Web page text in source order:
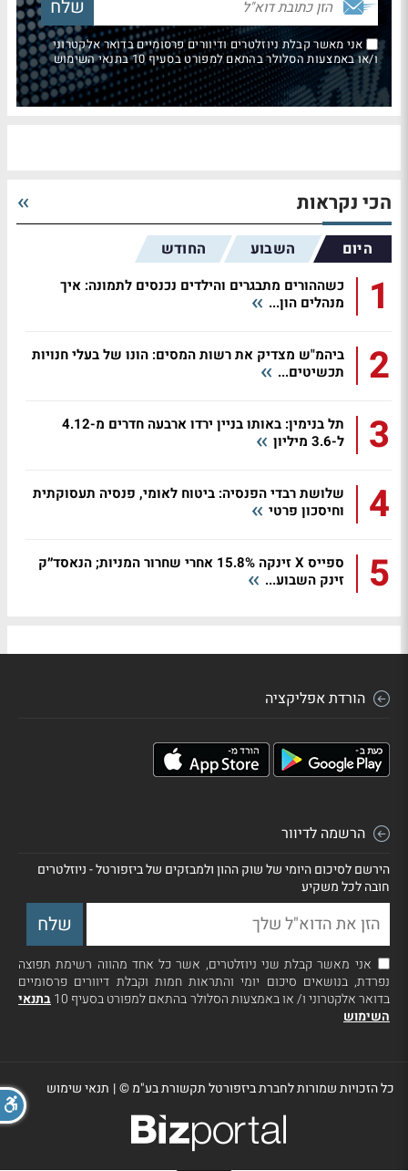
אני מאשר קבלת ניוזלטרים ודיוורים פרסומיים בדואר אלקטרוני
ו/או באמצעות הסלולר בהתאם למפורט בסעיף 10 בתנאי השימוש
הכי נקראות
היום השבוע החודש
1
כשההורים מתבגרים והילדים נכנסים לתמונה: איך
מנהלים הון...
2
ביהמ"ש מצדיק את רשות המסים: הונו של בעלי חנויות
תכשיטים...
3
תל בנימין: באותו בניין ירדו ארבעה חדרים מ-4.12
ל-3.6 מיליון
4
שלושת רבדי הפנסיה: ביטוח לאומי, פנסיה תעסוקתית
וחיסכון פרטי
5
ספייס X זינקה 15.8% אחרי שחרור המניות; הנאסד״ק
זינק השבוע...
הורדת אפליקציה
הרשמה לדיוור
הירשם לסיכום היומי של שוק ההון ולמבזקים של ביזפורטל - ניוזלטרים
חובה לכל משקיע
אני מאשר קבלת שני ניוזלטרים, אשר כל אחד מהווה רשימת תפוצה
נפרדת, בנושאים סיכום יומי והתראות חמות וקבלת דיוורים פרסומיים
בדואר אלקטרוני ו/ או באמצעות הסלולר בהתאם למפורט בסעיף 10
בתנאי
השימוש
כל הזכויות שמורות לחברת ביזפורטל תקשורת בע"מ ©| תנאי שימוש